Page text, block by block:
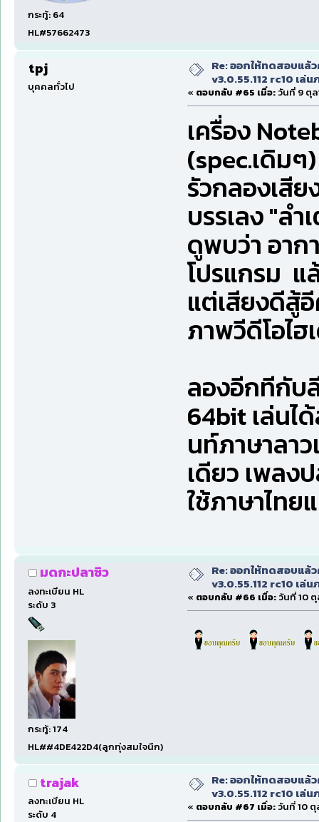
กระทู้: 64
HL#57662473
tpj
บุคคลทั่วไป
Re: ออกให้ทดสอบแล้
v3.0.55.112 rc10 เล่
« ตอบกลับ #65 เมื่อ: วันที่ 9 ตุล
เครื่อง
(spec.เดิมๆ
รัวกลองเสี
บรรเลง "ล
ดูพบว่า อาก
โปรแกรม แ
แต่เสียงดีสู้
ภาพวีดีโอไ
ลองอีกทีกับ
64bit เล่นไ
นท์ภาษาลา
เดียว เพลง
ใช้ภาษาไทย
มดกะปลาซิว
ลงทะเบียน HL
ระดับ 3
กระทู้: 174
HL##4DE422D4(ลูกทุ่งสมใจนึก)
Re: ออกให้ทดสอบแล้
v3.0.55.112 rc10 เล่
« ตอบกลับ #66 เมื่อ: วันที่ 10 ตุ
trajak
ลงทะเบียน HL
ระดับ 4
Re: ออกให้ทดสอบแล้
v3.0.55.112 rc10 เล่
« ตอบกลับ #67 เมื่อ: วันที่ 10 ตุ